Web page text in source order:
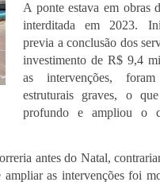
A ponte estava em obras
interditada em 2023.
previa a conclusão dos
investimento de R$ 9,4
as intervenções,
estruturais graves, o
profundo e ampliou o
antes do Natal,
as intervenções foi